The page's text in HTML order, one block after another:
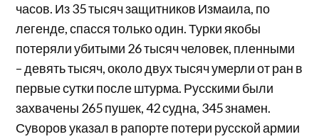
часов. Из 35 тысяч защитников Измаила, по
легенде, спасся только один. Турки якобы
потеряли убитыми 26 тысяч человек, пленными
– девять тысяч, около двух тысяч умерли от ран в
первые сутки после штурма. Русскими были
захвачены 265 пушек, 42 судна, 345 знамен.
Суворов указал в рапорте потери русской армии